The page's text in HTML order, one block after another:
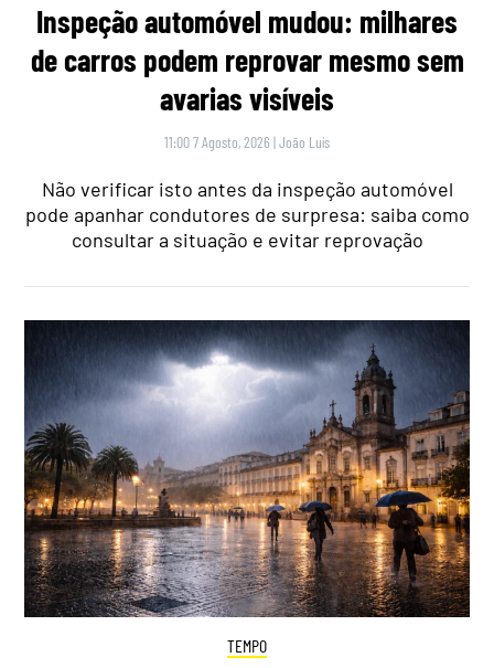
Inspeção automóvel mudou: milhares
de carros podem reprovar mesmo sem
avarias visíveis
11:00 7 Agosto, 2026 |João Luís
Não verificar isto antes da inspeção automóvel
pode apanhar condutores de surpresa: saiba como
consultar a situação e evitar reprovação
TEMPO